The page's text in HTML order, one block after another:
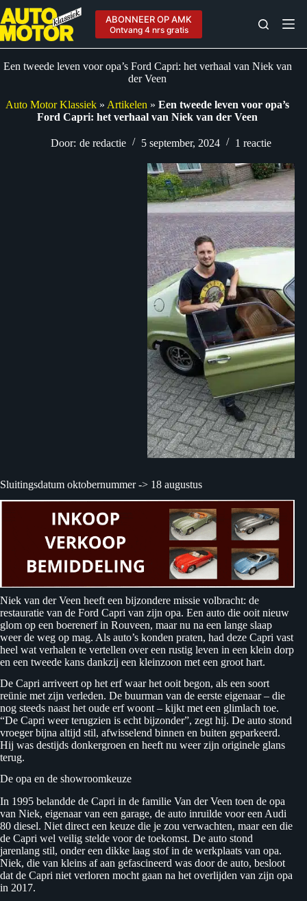
Ga
naar
de
inhoud
ABONNEER OP AMK
Ontvang 4 nrs gratis
Een tweede leven voor opa’s Ford Capri: het verhaal van Niek van
der Veen
Auto Motor Klassiek » Artikelen »Een tweede leven voor opa’s
Ford Capri: het verhaal van Niek van der Veen
Door: de redactie 5 september, 2024 1 reactie
Sluitingsdatum oktobernummer -> 18 augustus
Niek van der Veen heeft een bijzondere missie volbracht: de
restauratie van de Ford Capri van zijn opa. Een auto die ooit nieuw
glom op een boerenerf in Rouveen, maar nu na een lange slaap
weer de weg op mag. Als auto’s konden praten, had deze Capri vast
heel wat verhalen te vertellen over een rustig leven in een klein dorp
en een tweede kans dankzij een kleinzoon met een groot hart.
De Capri arriveert op het erf waar het ooit begon, als een soort
reünie met zijn verleden. De buurman van de eerste eigenaar – die
nog steeds naast het oude erf woont – kijkt met een glimlach toe.
“De Capri weer terugzien is echt bijzonder”, zegt hij. De auto stond
vroeger bijna altijd stil, afwisselend binnen en buiten geparkeerd.
Hij was destijds donkergroen en heeft nu weer zijn originele glans
terug.
De opa en de showroomkeuze
In 1995 belandde de Capri in de familie Van der Veen toen de opa
van Niek, eigenaar van een garage, de auto inruilde voor een Audi
80 diesel. Niet direct een keuze die je zou verwachten, maar een die
de Capri wel veilig stelde voor de toekomst. De auto stond
jarenlang stil, onder een dikke laag stof in de werkplaats van opa.
Niek, die van kleins af aan gefascineerd was door de auto, besloot
dat de Capri niet verloren mocht gaan na het overlijden van zijn opa
in 2017.